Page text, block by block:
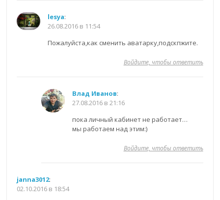
lesya:
26.08.2016 в 11:54
Пожалуйста,как сменить аватарку,подскпжите.
Войдите, чтобы ответить
Влад Иванов:
27.08.2016 в 21:16
пока личный кабинет не работает…
мы работаем над этим:)
Войдите, чтобы ответить
janna3012:
02.10.2016 в 18:54